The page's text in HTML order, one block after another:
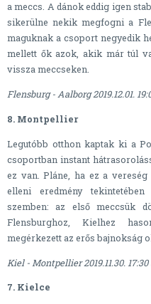
a meccs. A dánok eddig igen
sikerülne nekik megfogni a
maguknak a csoport negyedik
mellett ők azok, akik már túl
vissza meccseken.
Flensburg - Aalborg 2019.12.01.
8. Montpellier
Legutóbb otthon kaptak ki a
csoportban instant
ez van. Pláne, ha ez a
elleni eredmény
szemben: az első meccsük
Flensburghoz, Kielhez
megérkezett az erős bajnokság
Kiel - Montpellier 2019.11.30. 17:30
7. Kielce